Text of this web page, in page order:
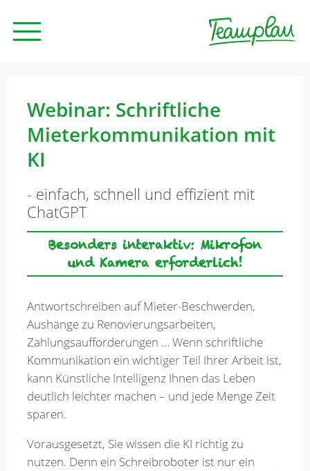
Beratung
Unternehmen
Merkzettel
Newsletter
Webinar: Schriftliche
Mieterkommunikation mit
KI
- einfach, schnell und effizient mit
ChatGPT
Besonders interaktiv: Mikrofon
und Kamera erforderlich!
Antwortschreiben auf Mieter-Beschwerden,
Aushänge zu Renovierungsarbeiten,
Zahlungsaufforderungen … Wenn schriftliche
Kommunikation ein wichtiger Teil Ihrer Arbeit ist,
kann Künstliche Intelligenz Ihnen das Leben
deutlich leichter machen – und jede Menge Zeit
sparen.
Vorausgesetzt, Sie wissen die KI richtig zu
nutzen. Denn ein Schreibroboter ist nur ein